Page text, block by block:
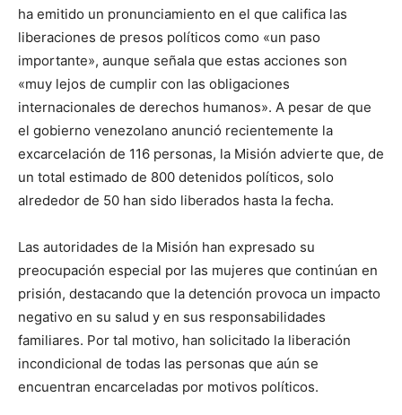
ha emitido un pronunciamiento en el que califica las
liberaciones de presos políticos como «un paso
importante», aunque señala que estas acciones son
«muy lejos de cumplir con las obligaciones
internacionales de derechos humanos». A pesar de que
el gobierno venezolano anunció recientemente la
excarcelación de 116 personas, la Misión advierte que, de
un total estimado de 800 detenidos políticos, solo
alrededor de 50 han sido liberados hasta la fecha.
Las autoridades de la Misión han expresado su
preocupación especial por las mujeres que continúan en
prisión, destacando que la detención provoca un impacto
negativo en su salud y en sus responsabilidades
familiares. Por tal motivo, han solicitado la liberación
incondicional de todas las personas que aún se
encuentran encarceladas por motivos políticos.